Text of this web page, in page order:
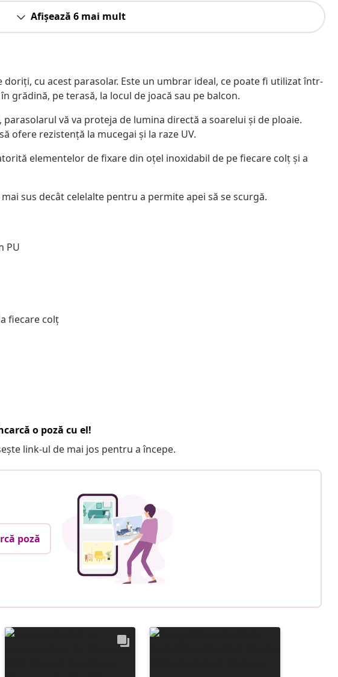
Afișează 6 mai mult
cu acest parasolar. Este un umbrar ideal, ce poate fi utilizat într-
grădină, pe terasă, la locul de joacă sau pe balcon.
vă va proteja de lumina directă a soarelui și de ploaie.
ofere rezistență la mucegai și la raze UV.
elementelor de fixare din oțel inoxidabil de pe fiecare colț și a
sus decât celelalte pentru a permite apei să se scurgă.
PU
fiecare colț
o poză cu el!
link-ul de mai jos pentru a începe.
poză